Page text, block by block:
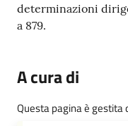
determinazioni
a 879.
A cura di
Questa pagina è gestita